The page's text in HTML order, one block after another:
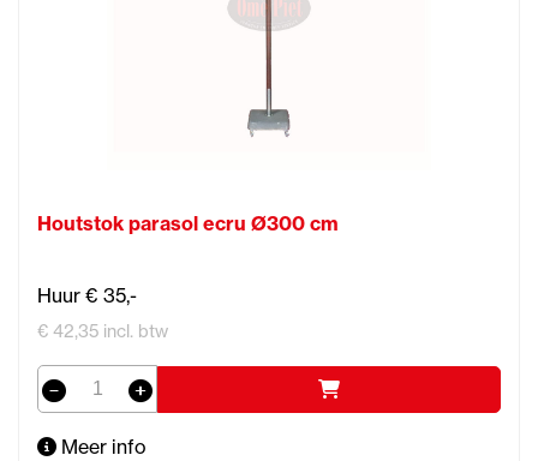
Houtstok parasol ecru Ø300 cm
Huur € 35,-
€ 42,35 incl. btw
Meer info